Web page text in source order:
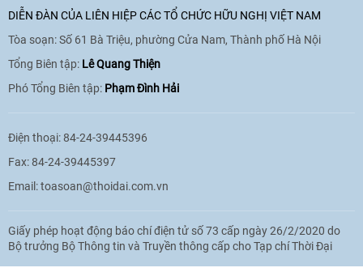
hòa bình, hữu nghị giữa các dân tộc"
cho Đại sứ Hungary tại Việt Nam
17:25|13/06/2026
sinh Việt Nam tại trại hè Artek
14:41 12/06/2026
DIỄN ĐÀN CỦA LIÊN HIỆP CÁC TỔ CHỨC HỮU NGHỊ VIỆT NAM
Tòa soạn: Số 61 Bà Triệu, phường Cửa Nam, Thành phố Hà Nội
Tổng Biên tập: Lê Quang Thiện
Phó Tổng Biên tập: Phạm Đình Hải
Điện thoại: 84-24-39445396
Fax: 84-24-39445397
Email:toasoan@thoidai.com.vn
Giấy phép hoạt động báo chí điện tử số 73 cấp ngày 26/2/2020 do
Bộ trưởng Bộ Thông tin và Truyền thông cấp cho Tạp chí Thời Đại